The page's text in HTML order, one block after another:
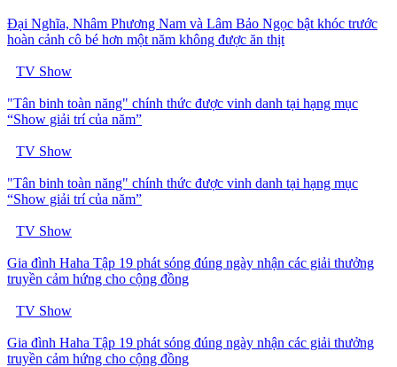
Đại Nghĩa, Nhâm Phương Nam và Lâm Bảo Ngọc bật khóc trước
hoàn cảnh cô bé hơn một năm không được ăn thịt
TV Show
"Tân binh toàn năng" chính thức được vinh danh tại hạng mục
“Show giải trí của năm”
TV Show
"Tân binh toàn năng" chính thức được vinh danh tại hạng mục
“Show giải trí của năm”
TV Show
Gia đình Haha Tập 19 phát sóng đúng ngày nhận các giải thưởng
truyền cảm hứng cho cộng đồng
TV Show
Gia đình Haha Tập 19 phát sóng đúng ngày nhận các giải thưởng
truyền cảm hứng cho cộng đồng